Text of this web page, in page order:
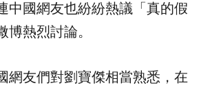
中國網友也紛紛熱議「真的假
博熱烈討論。
網友們對劉寶傑相當熟悉，在